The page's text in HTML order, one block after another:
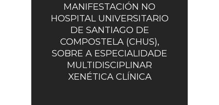
MANIFESTACIÓN NO
HOSPITAL UNIVERSITARIO
DE SANTIAGO DE
COMPOSTELA (CHUS),
SOBRE A ESPECIALIDADE
MULTIDISCIPLINAR
XENÉTICA CLÍNICA